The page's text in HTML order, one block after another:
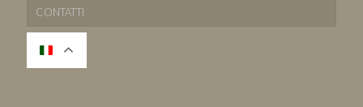
CONTATTI